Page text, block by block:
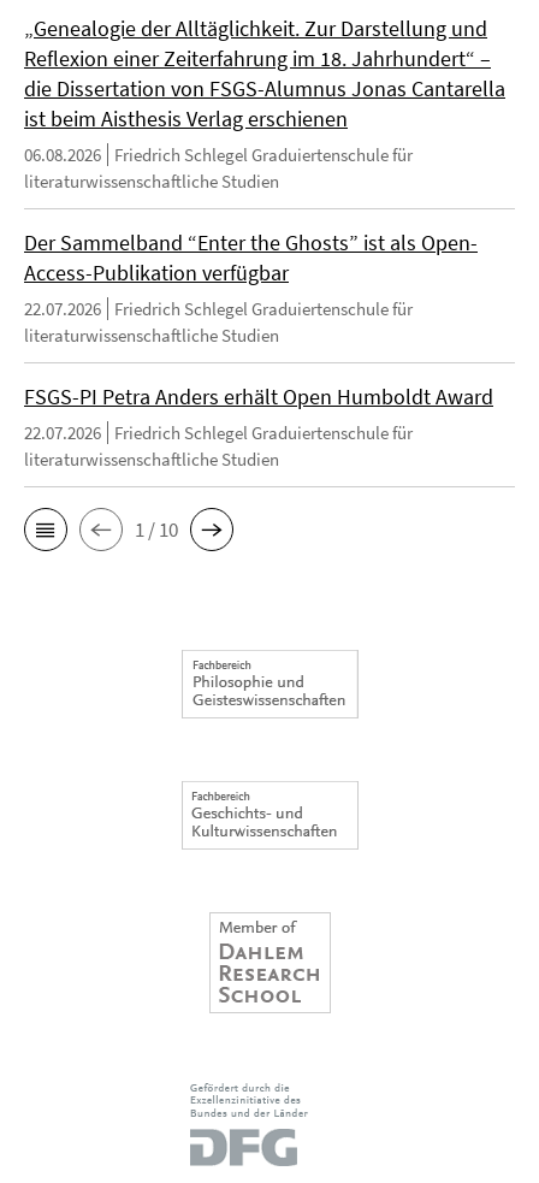
„Genealogie der Alltäglichkeit. Zur Darstellung und
Reflexion einer Zeiterfahrung im 18. Jahrhundert“ –
die Dissertation von FSGS-Alumnus Jonas Cantarella
ist beim Aisthesis Verlag erschienen
06.08.2026
Friedrich Schlegel Graduiertenschule für
literaturwissenschaftliche Studien
Der Sammelband “Enter the Ghosts” ist als Open-
Access-Publikation verfügbar
22.07.2026
Friedrich Schlegel Graduiertenschule für
literaturwissenschaftliche Studien
FSGS-PI Petra Anders erhält Open Humboldt Award
22.07.2026
Friedrich Schlegel Graduiertenschule für
literaturwissenschaftliche Studien
1 / 10